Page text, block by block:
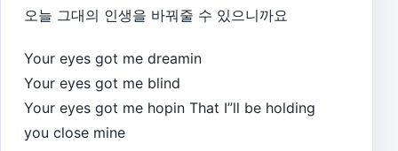
오늘 그대의 인생을 바꿔줄 수 있으니까요
Your eyes got me dreamin
Your eyes got me blind
Your eyes got me hopin That I”ll be holding
you close mine